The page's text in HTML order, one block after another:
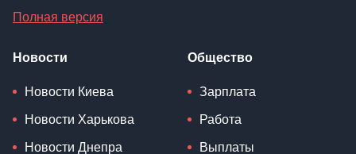
Полная версия
Новости
Новости Киева
Новости Харькова
Новости Днепра
Общество
Зарплата
Работа
Выплаты